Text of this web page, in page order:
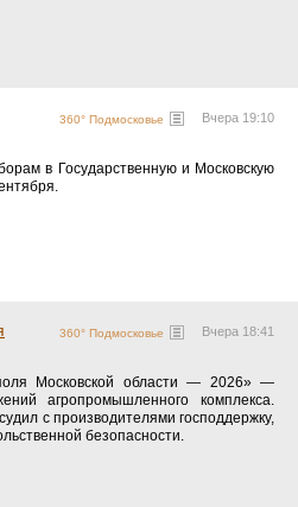
Вчера 19:10
360° Подмосковье
в Государственную и Московскую
Вчера 18:41
360° Подмосковье
Московской области — 2026» —
агропромышленного комплекса.
с производителями господдержку,
безопасности.